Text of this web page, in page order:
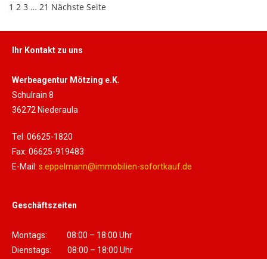
1 2 3 … 21 Nächste Seite
Ihr Kontakt zu uns
Werbeagentur Mötzing e.K.
Schulrain 8
36272 Niederaula
Tel: 06625-1820
Fax: 06625-919483
E-Mail: s.eppelmann@immobilien-sofortkauf.de
Geschäftszeiten
Montags: 08:00 – 18:00 Uhr
Dienstags: 08:00 – 18:00 Uhr